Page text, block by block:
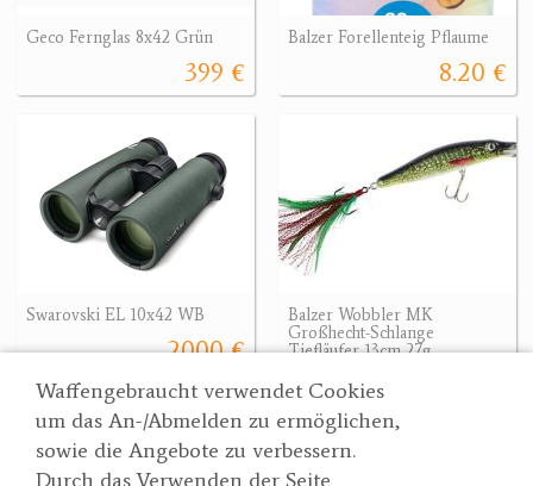
Waffengebraucht verwendet Cookies
um das An-/Abmelden zu ermöglichen,
sowie die Angebote zu verbessern.
Durch das Verwenden der Seite
Geco Fernglas 8x42 Grün
399 €
Balzer Forellenteig Pflaume
8.20 €
Swarovski EL 10x42 WB
2000 €
Balzer Wobbler MK
Großhecht-Schlange
Tiefläufer 13cm 27g